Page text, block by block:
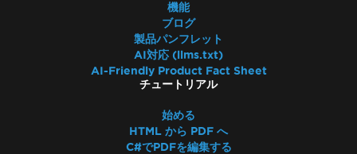
機能
ブログ
製品パンフレット
AI対応 (llms.txt)
AI-Friendly Product Fact Sheet
チュートリアル
始める
HTML から PDF へ
C#でPDFを編集する